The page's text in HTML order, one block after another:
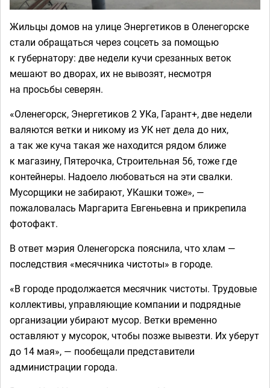
Жильцы домов на улице Энергетиков в Оленегорске
стали обращаться через соцсеть за помощью
к губернатору: две недели кучи срезанных веток
мешают во дворах, их не вывозят, несмотря
на просьбы северян.
«Оленегорск, Энергетиков 2 УКа, Гарант+, две недели
валяются ветки и никому из УК нет дела до них,
а так же куча такая же находится рядом ближе
к магазину, Пятерочка, Строительная 56, тоже где
контейнеры. Надоело любоваться на эти свалки.
Мусорщики не забирают, УКашки тоже», —
пожаловалась Маргарита Евгеньевна и прикрепила
фотофакт.
В ответ мэрия Оленегорска пояснила, что хлам —
последствия «месячника чистоты» в городе.
«В городе продолжается месячник чистоты. Трудовые
коллективы, управляющие компании и подрядные
организации убирают мусор. Ветки временно
оставляют у мусорок, чтобы позже вывезти. Их уберут
до 14 мая», — пообещали представители
администрации города.